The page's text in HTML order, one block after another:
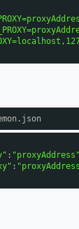
.json
: "proxyAddress"
: